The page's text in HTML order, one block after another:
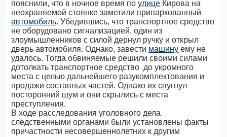
пояснили, что в ночное время поулице Кирова на
неохраняемой стоянке заметили припаркованный
автомобиль. Убедившись, что транспортное средство
не оборудовано сигнализацией, один из
злоумышленников с силой дернул ручку и открыл
дверь автомобиля. Однако, завести машину ему не
удалось. Тогда обвиняемые решили своими силами
дотолкать транспортное средство до укромного
места с целью дальнейшего разукомплектования и
продажи составных частей. Однако их спугнул
посторонний шум и они скрылись с места
преступления.
В ходе расследования уголовного дела
следственными органами были установлены факты
причастности несовершеннолетних к другим